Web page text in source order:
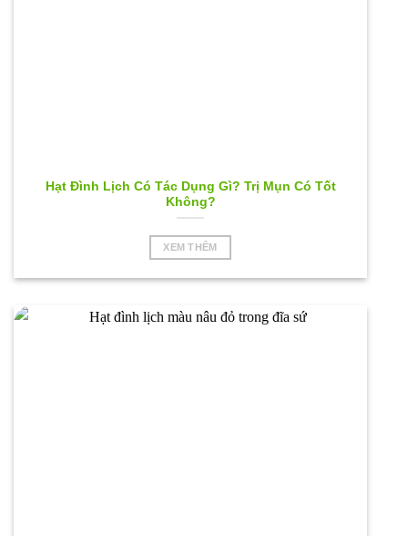
Hạt Đình Lịch Có Tác Dụng Gì? Trị Mụn Có Tốt
Không?
XEM THÊM